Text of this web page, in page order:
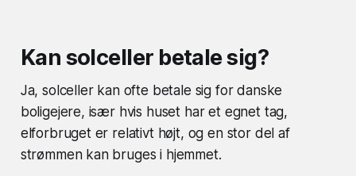
Kan solceller betale sig?
Ja, solceller kan ofte betale sig for danske
boligejere, især hvis huset har et egnet tag,
elforbruget er relativt højt, og en stor del af
strømmen kan bruges i hjemmet.